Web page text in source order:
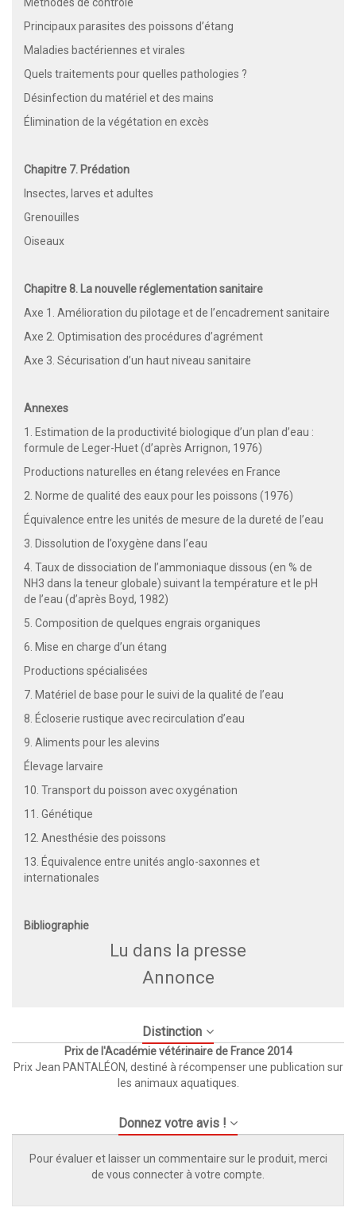
Méthodes de contrôle
Principaux parasites des poissons d’étang
Maladies bactériennes et virales
Quels traitements pour quelles pathologies ?
Désinfection du matériel et des mains
Élimination de la végétation en excès
Chapitre 7. Prédation
Insectes, larves et adultes
Grenouilles
Oiseaux
Chapitre 8. La nouvelle réglementation sanitaire
Axe 1. Amélioration du pilotage et de l’encadrement sanitaire
Axe 2. Optimisation des procédures d’agrément
Axe 3. Sécurisation d’un haut niveau sanitaire
Annexes
1. Estimation de la productivité biologique d’un plan d’eau :
formule de Leger-Huet (d’après Arrignon, 1976)
Productions naturelles en étang relevées en France
2. Norme de qualité des eaux pour les poissons (1976)
Équivalence entre les unités de mesure de la dureté de l’eau
3. Dissolution de l’oxygène dans l’eau
4. Taux de dissociation de l’ammoniaque dissous (en % de
NH3 dans la teneur globale) suivant la température et le pH
de l’eau (d’après Boyd, 1982)
5. Composition de quelques engrais organiques
6. Mise en charge d’un étang
Productions spécialisées
7. Matériel de base pour le suivi de la qualité de l’eau
8. Écloserie rustique avec recirculation d’eau
9. Aliments pour les alevins
Élevage larvaire
10. Transport du poisson avec oxygénation
11. Génétique
12. Anesthésie des poissons
13. Équivalence entre unités anglo-saxonnes et
internationales
Bibliographie
Lu dans la presse
Annonce
Distinction
Prix de l'Académie vétérinaire de France 2014
Prix Jean PANTALÉON, destiné à récompenser une publication sur
les animaux aquatiques.
Donnez votre avis !
Pour évaluer et laisser un commentaire sur le produit, merci
de vous connecter à votre compte.